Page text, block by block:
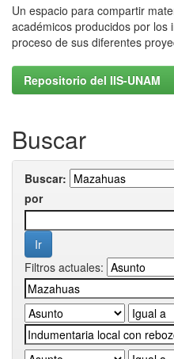
Un espacio para compartir
académicos producidos por los
proceso de sus diferentes
Repositorio del IIS-UNAM
Buscar
Buscar:
por
Filtros actuales: